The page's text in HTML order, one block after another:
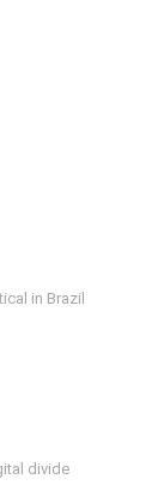
in Brazil
divide